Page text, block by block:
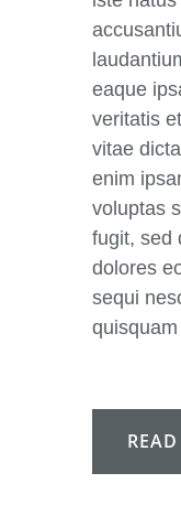
eaque
veritatis
vitae
enim
voluptas
fugit, sed
dolores
sequi